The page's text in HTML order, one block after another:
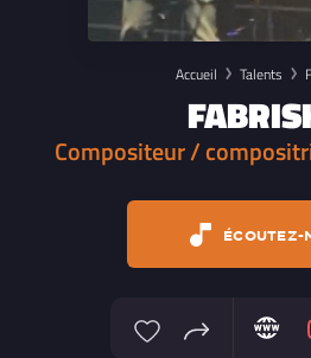
Accueil Talents
Compositeur /
ÉCOUTEZ-